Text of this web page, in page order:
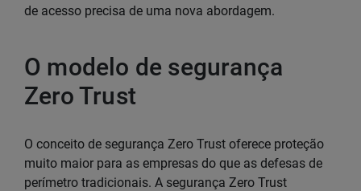
de acesso precisa de uma nova abordagem.
O modelo de segurança
Zero Trust
O conceito de segurança Zero Trust oferece proteção
muito maior para as empresas do que as defesas de
perímetro tradicionais. A segurança Zero Trust